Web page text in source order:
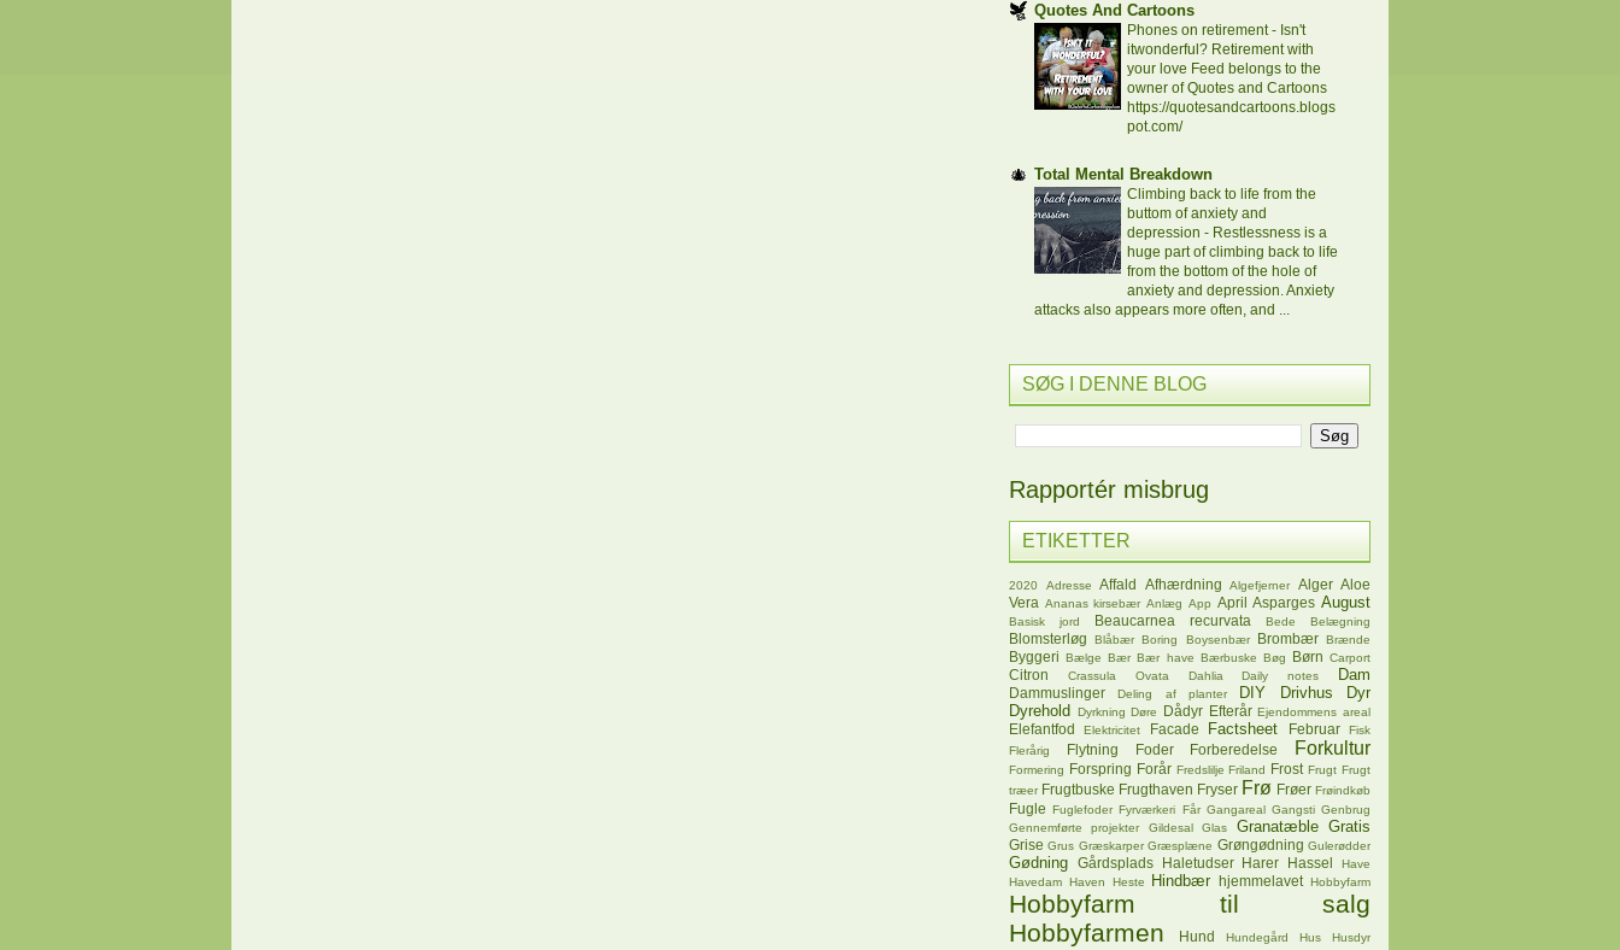
Quotes And Cartoons
Phones on retirement- Isn't
itwonderful? Retirement with
your love Feed belongs to the
owner of Quotes and Cartoons
https://quotesandcartoons.blogs
pot.com/
Total Mental Breakdown
Climbing back to life from the
buttom of anxiety and
depression - Restlessness is a
huge part of climbing back to life
from the bottom of the hole of
anxiety and depression. Anxiety
attacks also appears more often, and ...
SØG I DENNE BLOG
Rapportér misbrug
ETIKETTER
2020 Adresse Affald Afhærdning Algefjerner Alger Aloe
Vera Ananas kirsebær Anlæg App April Asparges August
Basisk jord Beaucarnea recurvata Bede Belægning
Blomsterløg Blåbær Boring Boysenbær Brombær Brænde
Byggeri Bælge Bær Bær have Bærbuske Bøg Børn Carport
Citron Crassula Ovata Dahlia Daily notes Dam
Dammuslinger Deling af planter DIY Drivhus
Dyr
Dyrehold
Dyrkning Døre Dådyr Efterår Ejendommens areal
Elefantfod Elektricitet Facade Factsheet Februar
Fisk
Flerårig
Flytning Foder Forberedelse Forkultur
Formering Forspring Forår Fredslilje Friland Frost Frugt Frugt
træer Frugtbuske Frugthaven Fryser Frø Frøer Frøindkøb
Fugle Fuglefoder Fyrværkeri Får Gangareal Gangsti Genbrug
Gennemførte projekter
Gildesal Glas Granatæble Gratis
Grise Grus Græskarper Græsplæne Grøngødning Gulerødder
Gødning Gårdsplads Haletudser Harer Hassel
Have
Havedam Haven Heste Hindbær hjemmelavet Hobbyfarm
Hobbyfarm til salg
Hobbyfarmen
Hund Hundegård Hus
Husdyr